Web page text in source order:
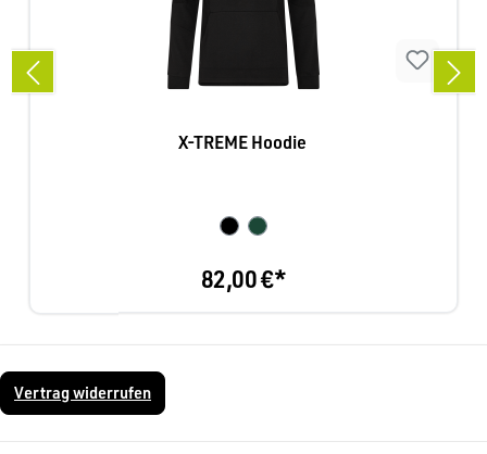
X-TREME Hoodie
82,00 €*
Vertrag widerrufen